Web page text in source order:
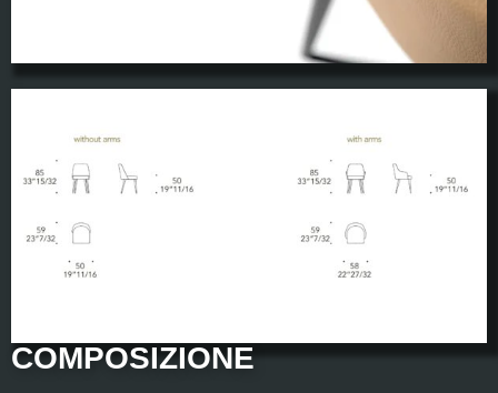
COMPOSIZIONE